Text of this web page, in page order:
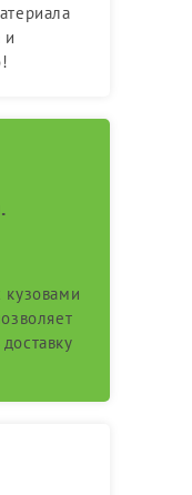
и
кузовами